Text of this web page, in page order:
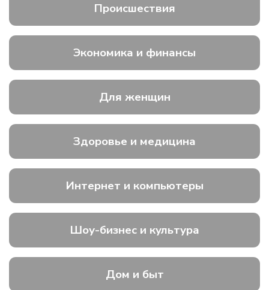
Происшествия
Экономика и финансы
Для женщин
Здоровье и медицина
Интернет и компьютеры
Шоу-бизнес и культура
Дом и быт